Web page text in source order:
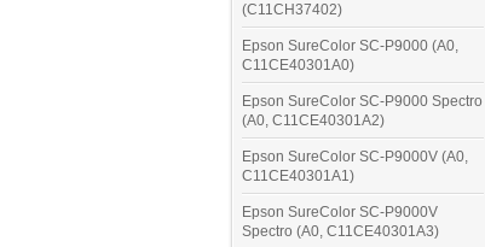
(C11CH37402)
Epson SureColor SC-P9000 (A0,
C11CE40301A0)
Epson SureColor SC-P9000 Spectro
(A0, C11CE40301A2)
Epson SureColor SC-P9000V (A0,
C11CE40301A1)
Epson SureColor SC-P9000V
Spectro (A0, C11CE40301A3)